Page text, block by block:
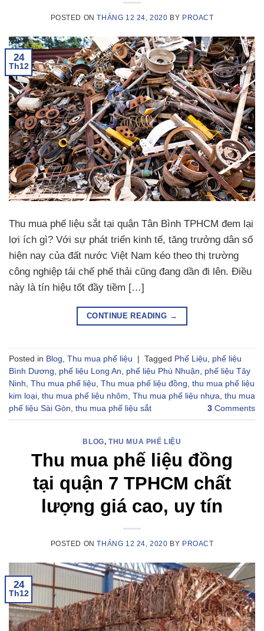
POSTED ONTHÁNG 12 24, 2020 BY PROACT
24
Th12
Thu mua phế liệu sắt tại quận Tân Bình TPHCM đem lại
lợi ích gì? Với sự phát triển kinh tế, tăng trưởng dân số
hiện nay của đất nước Việt Nam kéo theo thị trường
công nghiệp tái chế phế thải cũng đang dần đi lên. Điều
này là tín hiệu tốt đầy tiềm […]
CONTINUE READING →
Posted in Blog Thu mua phế liệu Tagged Phế Liệu
phế liệu
Bình Dương
phế liệu Long An phế liệu Phú Nhuận
phế liệu Tây
Ninh Thu mua phế liệu Thu mua phế liệu đồng thu mua phế liệu
kim loại thu mua phế liệu nhôm Thu mua phế liệu nhựa thu mua
phế liệu Sài Gòn thu mua phế liệu sắt 3 Comments
BLOG,THU MUA PHẾ LIỆU
Thu mua phế liệu đồng
tại quận 7 TPHCM chất
lượng giá cao, uy tín
POSTED ONTHÁNG 12 24, 2020 BY PROACT
24
Th12